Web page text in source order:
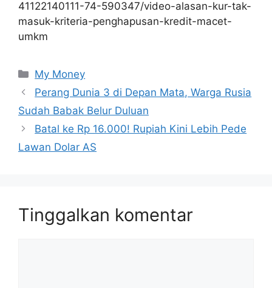
41122140111-74-590347/video-alasan-kur-tak-
masuk-kriteria-penghapusan-kredit-macet-
umkm
Kategori
My Money
Perang Dunia 3 di Depan Mata, Warga Rusia
Sudah Babak Belur Duluan
Batal ke Rp 16.000! Rupiah Kini Lebih Pede
Lawan Dolar AS
Tinggalkan komentar